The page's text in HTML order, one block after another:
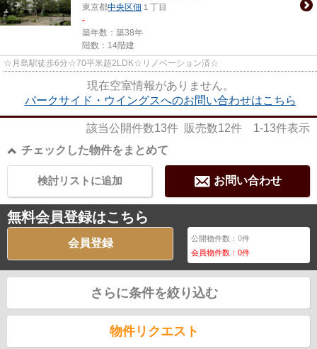
東京都中央区佃 １丁目
-
築年数：築38年
階数：14階建
☆月島駅徒歩6分☆70平米超2LDK☆リノベーション済☆
現在空室情報がありません。
パークサイド・ウイングスへのお問い合わせはこちら
該当公開件数13件 販売数12件 1-13件表示
チェックした物件をまとめて
お問い合わせ
検討リストに追加
無料会員登録はこちら
会員登録 公開物件数：0件
会員物件数：0件
さらに条件を絞り込む
物件リクエスト